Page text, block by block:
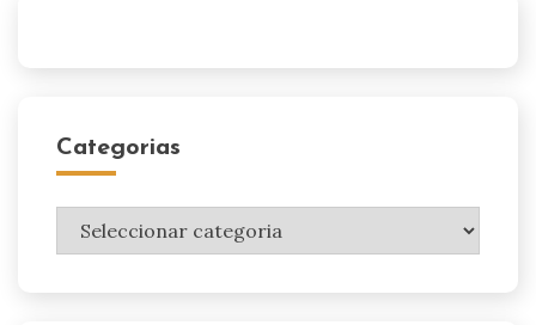
Categorias
Categorias